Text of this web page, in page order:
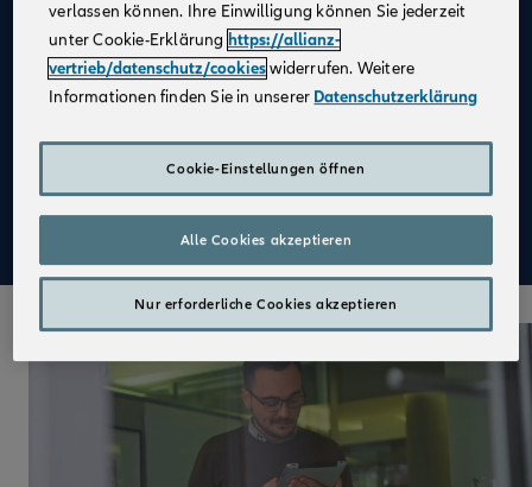
verdienen.
Karriereentwicklung: Entwickle Dich gezielt weiter –
durch regelmäßige Gespräche und transparente
Zusammenarbeit und die Grundlage für Deinen
individuellen Karriereweg.
Mehr zu Deinen Vorteilen im Vertrieb der Allianz
verlassen können. Ihre Einwilligung können Sie jederzeit
unter Cookie-Erklärung https://allianz-
vertrieb/datenschutz/cookieswiderrufen. Weitere
Informationen finden Sie in unserer Datenschutzerklärung
Cookie-Einstellungen öffnen
Nur erforderliche Cookies akzeptieren
Alle Cookies akzeptieren